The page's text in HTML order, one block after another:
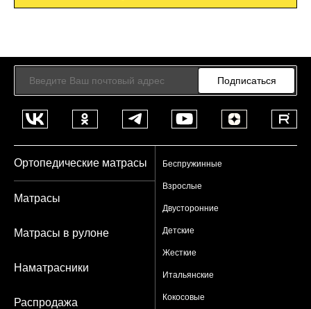
Подписаться
Ортопедические матрасы Беспружинные
Взрослые
Двусторонние
Детские
Жесткие
Итальянские
Кокосовые
Матрасы
Матрасы в рулоне
Наматрасники
Распродажа